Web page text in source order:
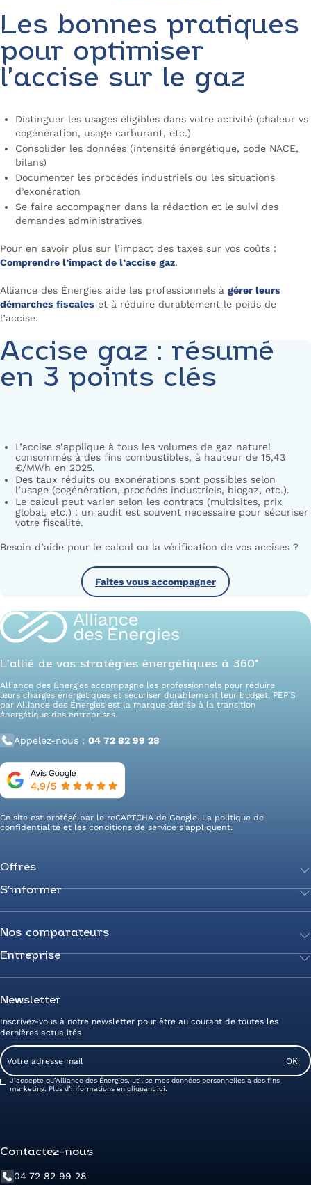
Les bonnes pratiques
pour optimiser
l’accise sur le gaz
Distinguer les usages éligibles dans votre activité (chaleur vs
cogénération, usage carburant, etc.)
Consolider les données (intensité énergétique, code NACE,
bilans)
Documenter les procédés industriels ou les situations
d’exonération
Se faire accompagner dans la rédaction et le suivi des
demandes administratives
Pour en savoir plus sur l’impact des taxes sur vos coûts :
Comprendre l’impact de l’accise gaz.
Alliance des Énergies aide les professionnels à gérer leurs
démarches fiscales et à réduire durablement le poids de
l’accise.
Accise gaz : résumé
en 3 points clés
L’accise s’applique à tous les volumes de gaz naturel
consommés à des fins combustibles, à hauteur de 15,43
€/MWh en 2025.
Des taux réduits ou exonérations sont possibles selon
l’usage (cogénération, procédés industriels, biogaz, etc.).
Le calcul peut varier selon les contrats (multisites, prix
global, etc.) : un audit est souvent nécessaire pour sécuriser
votre fiscalité.
Besoin d’aide pour le calcul ou la vérification de vos accises ?
Faites vous accompagner
L’allié de vos stratégies énergétiques à 360°
Alliance des Énergies accompagne les professionnels pour réduire
leurs charges énergétiques et sécuriser durablement leur budget. PEP’S
par Alliance des Énergies est la marque dédiée à la transition
énergétique des entreprises.
Appelez-nous : 04 72 82 99 28
Ce site est protégé par le reCAPTCHA de Google. La politique de
confidentialité et les conditions de service s’appliquent.
Offres
Achetez votre énergie
Transition énergétique
Secteurs d’expertise
Optimisez vos taxes et compteurs
Mix énergie
Efficacité énergétique
Photovoltaïque
Energy Management
Entreprise zéro carbone
S’informer
Actualités
Guides de l’énergie
Livres blancs
Nos comparateurs
Comparateur Électricité
Comparateur Gaz
Prix du Gaz
Entreprise
Nous rejoindre
Devenez Partenaire
Avis clients Alliance des Energies
Contactez-nous
Service client
Newsletter
Inscrivez-vous à notre newsletter pour être au courant de toutes les
dernières actualités
Consent
J’accepte qu’Alliance des Énergies, utilise mes données personnelles à des fins
marketing. Plus d’informations en cliquant ici
Email
Contactez-nous
04 72 82 99 28